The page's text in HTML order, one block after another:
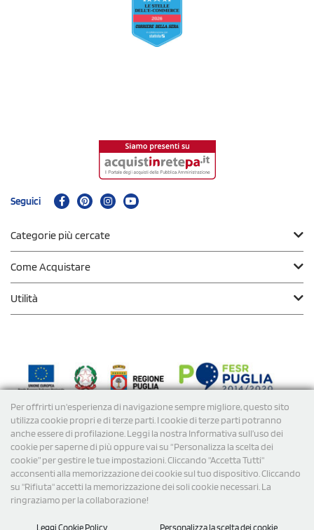
Per offrirti un'esperienza di navigazione sempre migliore, questo sito
utilizza cookie propri e di terze parti. I cookie di terze parti potranno
anche essere di profilazione. Leggi la nostra Informativa sull’uso dei
cookie per saperne di più oppure vai su “Personalizza la scelta dei
cookie” per gestire le tue impostazioni. Cliccando "Accetta Tutti"
acconsenti alla memorizzazione dei cookie sul tuo dispositivo. Cliccando
su "Rifiuta" accetti la memorizzazione dei soli cookie necessari. La
ringraziamo per la collaborazione!
Leggi Cookie Policy Personalizza la scelta dei cookie
Seguici
Categorie più cercate
Come Acquistare
Utilità
Modalità diPagamento
Spedizioni